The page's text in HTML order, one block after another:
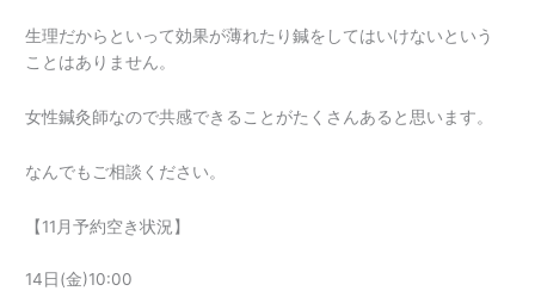
生理だからといって効果が薄れたり鍼をしてはいけないという
ことはありません。
女性鍼灸師なので共感できることがたくさんあると思います。
なんでもご相談ください。
【11月予約空き状況】
14日(金)10:00